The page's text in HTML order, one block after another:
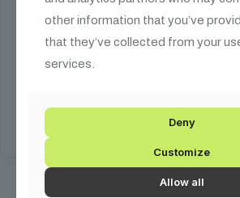
Ikon Profile Plus
Kosárba teszem
other information that you’ve
that they’ve collected from your
services.
Deny
Customize
Allow all